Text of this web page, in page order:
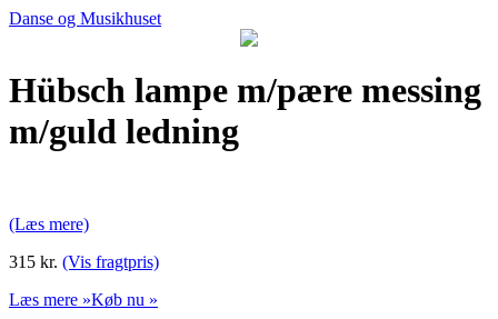
Danse og Musikhuset
Hübsch lampe m/pære messing
m/guld ledning
(Læs mere)
315 kr. (Vis fragtpris)
Læs mere »Køb nu »